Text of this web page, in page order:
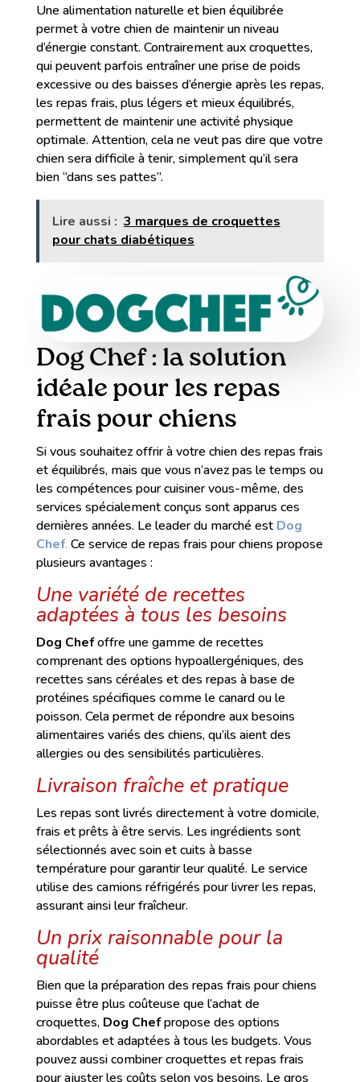
Une alimentation naturelle et bien équilibrée
permet à votre chien de maintenir un niveau
d’énergie constant. Contrairement aux croquettes,
qui peuvent parfois entraîner une prise de poids
excessive ou des baisses d’énergie après les repas,
les repas frais, plus légers et mieux équilibrés,
permettent de maintenir une activité physique
optimale. Attention, cela ne veut pas dire que votre
chien sera difficile à tenir, simplement qu’il sera
bien “dans ses pattes”.
Lire aussi : 3 marques de croquettes
pour chats diabétiques
Dog Chef : la solution
idéale pour les repas
frais pour chiens
Si vous souhaitez offrir à votre chien des repas frais
et équilibrés, mais que vous n’avez pas le temps ou
les compétences pour cuisiner vous-même, des
services spécialement conçus sont apparus ces
dernières années. Le leader du marché est Dog
Chef. Ce service de repas frais pour chiens propose
plusieurs avantages :
Une variété de recettes
adaptées à tous les besoins
Dog Chefoffre une gamme de recettes
comprenant des options hypoallergéniques, des
recettes sans céréales et des repas à base de
protéines spécifiques comme le canard ou le
poisson. Cela permet de répondre aux besoins
alimentaires variés des chiens, qu’ils aient des
allergies ou des sensibilités particulières.
Livraison fraîche et pratique
Les repas sont livrés directement à votre domicile,
frais et prêts à être servis. Les ingrédients sont
sélectionnés avec soin et cuits à basse
température pour garantir leur qualité. Le service
utilise des camions réfrigérés pour livrer les repas,
assurant ainsi leur fraîcheur.
Un prix raisonnable pour la
qualité
Bien que la préparation des repas frais pour chiens
puisse être plus coûteuse que l’achat de
croquettes, Dog Chefpropose des options
abordables et adaptées à tous les budgets. Vous
pouvez aussi combiner croquettes et repas frais
pour ajuster les coûts selon vos besoins. Le gros